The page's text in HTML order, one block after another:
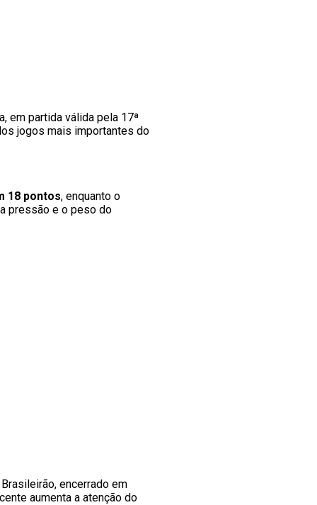
em partida válida pela 17ª
jogos mais importantes do
18 pontos, enquanto o
pressão e o peso do
encerrado em
aumenta a atenção do